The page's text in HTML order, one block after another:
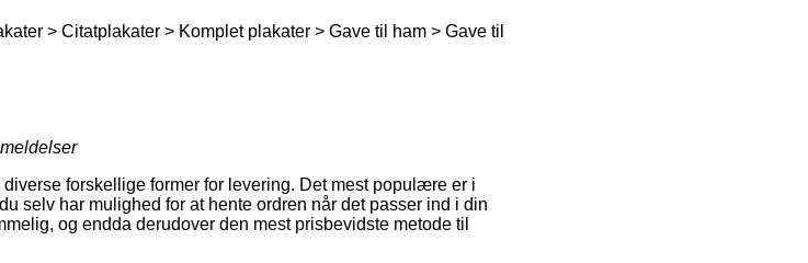
> Citatplakater > Komplet plakater > Gave til ham > Gave til
forskellige former for levering. Det mest populære er i
selv har mulighed for at hente ordren når det passer ind i din
og endda derudover den mest prisbevidste metode til